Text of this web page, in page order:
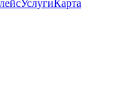
УслугиКарта